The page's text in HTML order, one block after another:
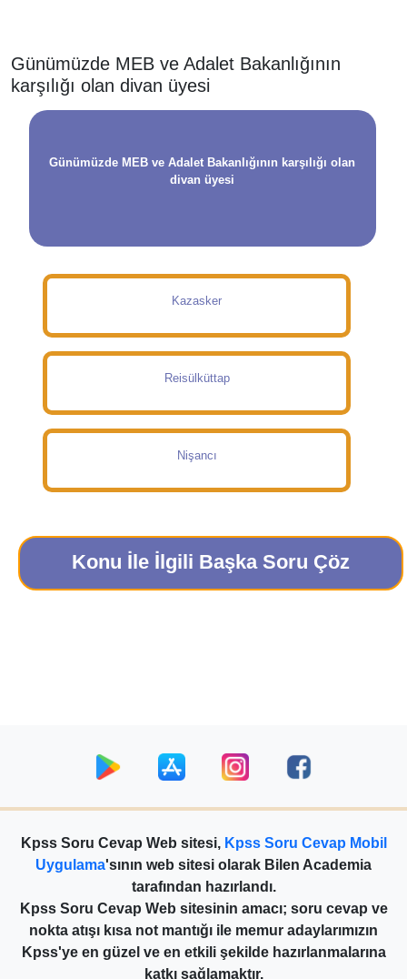
Günümüzde MEB ve Adalet Bakanlığının
karşılığı olan divan üyesi
Günümüzde MEB ve Adalet Bakanlığının karşılığı olan
divan üyesi
Kazasker
Reisülküttap
Nişancı
Konu İle İlgili Başka Soru Çöz
Kpss Soru Cevap Web sitesi, Kpss Soru Cevap Mobil
Uygulama'sının web sitesi olarak Bilen Academia
tarafından hazırlandı.
Kpss Soru Cevap Web sitesinin amacı; soru cevap ve
nokta atışı kısa not mantığı ile memur adaylarımızın
Kpss'ye en güzel ve en etkili şekilde hazırlanmalarına
katkı sağlamaktır.